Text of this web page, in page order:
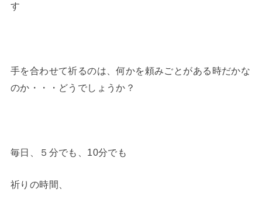
す
手を合わせて祈るのは、何かを頼みごとがある時だかな
のか・・・どうでしょうか？
毎日、５分でも、10分でも
祈りの時間、